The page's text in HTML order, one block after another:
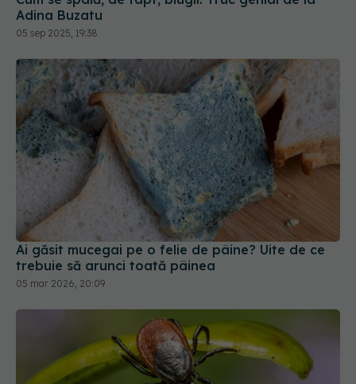
Ai găsit mucegai pe o felie de pâine? Uite de ce
trebuie să arunci toată pâinea
05 mar 2026, 20:09